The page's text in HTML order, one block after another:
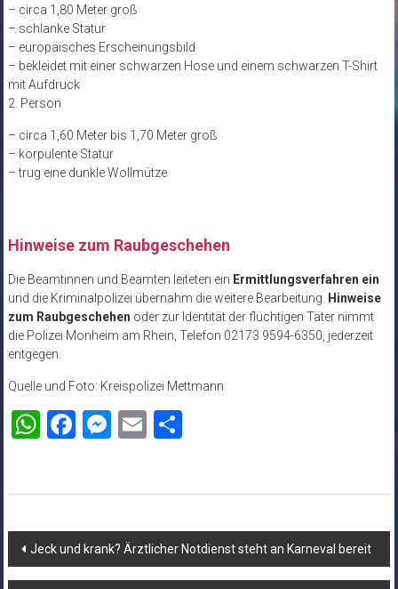
– circa 1,80 Meter groß
– schlanke Statur
– europäisches Erscheinungsbild
– bekleidet mit einer schwarzen Hose und einem schwarzen T-Shirt
mit Aufdruck
2. Person
– circa 1,60 Meter bis 1,70 Meter groß
– korpulente Statur
– trug eine dunkle Wollmütze
Hinweise zum Raubgeschehen
Die Beamtinnen und Beamten leiteten ein Ermittlungsverfahren ein
und die Kriminalpolizei übernahm die weitere Bearbeitung.
Hinweise
zum Raubgeschehen oder zur Identität der flüchtigen Täter nimmt
die Polizei Monheim am Rhein, Telefon 02173 9594-6350, jederzeit
entgegen.
Quelle und Foto: Kreispolizei Mettmann
WhatsApp
Facebook
Messenger
EmailTeilen
Beitragsnavigation
Jeck und krank? Ärztlicher Notdienst steht an Karneval bereit